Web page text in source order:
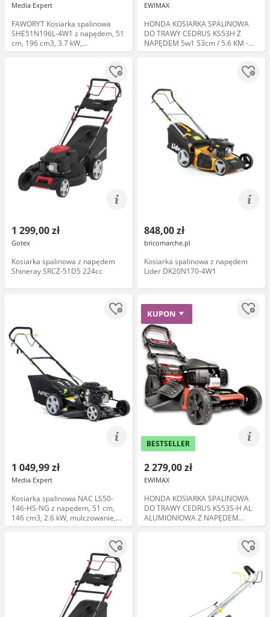
Media Expert
FAWORYT Kosiarka spalinowa
SHE51N196L-4W1 z napędem, 51
cm, 196 cm3, 3.7 kW,
mulczowanie, kosz 62L, silnik
EWIMAX
HONDA KOSIARKA SPALINOWA
DO TRAWY CEDRUS KS53H Z
NAPĘDEM 5w1 53cm / 5.6 KM -
EWIMAX
1 299,00 zł
Gotex
Kosiarka spalinowa z napędem
Shineray SRCZ-51D5 224cc
848,00 zł
bricomarche.pl
Kosiarka spalinowa z napędem
Lider DK20N170-4W1
1 049,99 zł
Media Expert
Kosiarka spalinowa NAC LS50-
146-HS-NG z napędem, 51 cm,
146 cm3, 2.6 kW, mulczowanie,
kosz 60L
KUPON
BESTSELLER
2 279,00 zł
EWIMAX
HONDA KOSIARKA SPALINOWA
DO TRAWY CEDRUS KS53S-H AL
ALUMIONIOWA Z NAPĘDEM
HONDA GCV200 5w1 53cm / 4.1